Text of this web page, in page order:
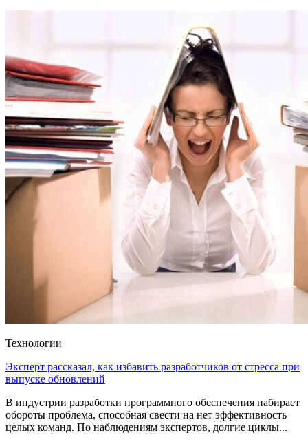
Технологии
Эксперт рассказал, как избавить разработчиков от стресса при
выпуске обновлений
В индустрии разработки программного обеспечения набирает
обороты проблема, способная свести на нет эффективность
целых команд. По наблюдениям экспертов, долгие циклы...